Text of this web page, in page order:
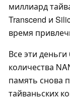
миллиард
Transcend и
время
Все эти
количества
память снова
тайваньских